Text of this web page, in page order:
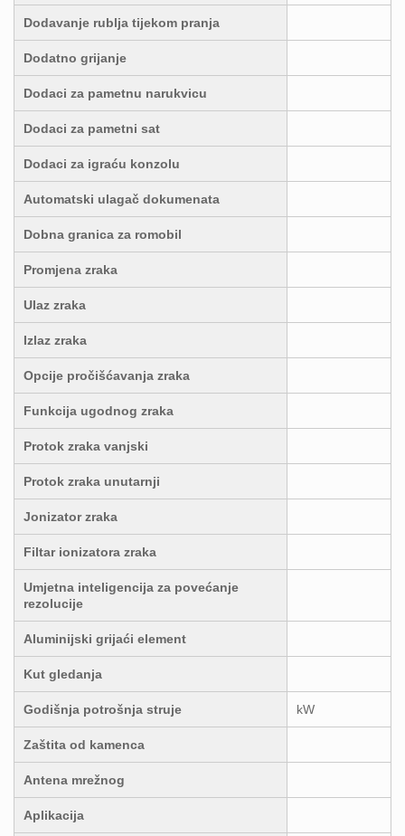
Dodavanje rublja tijekom pranja
Dodatno grijanje
Dodaci za pametnu narukvicu
Dodaci za pametni sat
Dodaci za igraću konzolu
Automatski ulagač dokumenata
Dobna granica za romobil
Promjena zraka
Ulaz zraka
Izlaz zraka
Opcije pročišćavanja zraka
Funkcija ugodnog zraka
Protok zraka vanjski
Protok zraka unutarnji
Jonizator zraka
Filtar ionizatora zraka
Umjetna inteligencija za povećanje
rezolucije
Aluminijski grijaći element
Kut gledanja
Godišnja potrošnja struje kW
Zaštita od kamenca
Antena mrežnog
Aplikacija